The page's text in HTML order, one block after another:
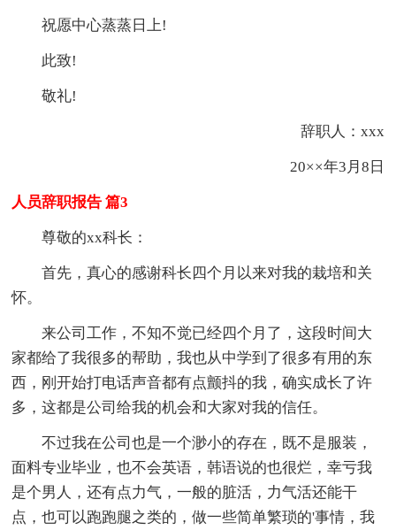
祝愿中心蒸蒸日上!
此致!
敬礼!
辞职人：xxx
20××年3月8日
人员辞职报告 篇3
尊敬的xx科长：
首先，真心的感谢科长四个月以来对我的栽培和关
怀。
来公司工作，不知不觉已经四个月了，这段时间大
家都给了我很多的帮助，我也从中学到了很多有用的东
西，刚开始打电话声音都有点颤抖的我，确实成长了许
多，这都是公司给我的机会和大家对我的信任。
不过我在公司也是一个渺小的存在，既不是服装，
面料专业毕业，也不会英语，韩语说的也很烂，幸亏我
是个男人，还有点力气，一般的脏活，力气活还能干
点，也可以跑跑腿之类的，做一些简单繁琐的'事情，我